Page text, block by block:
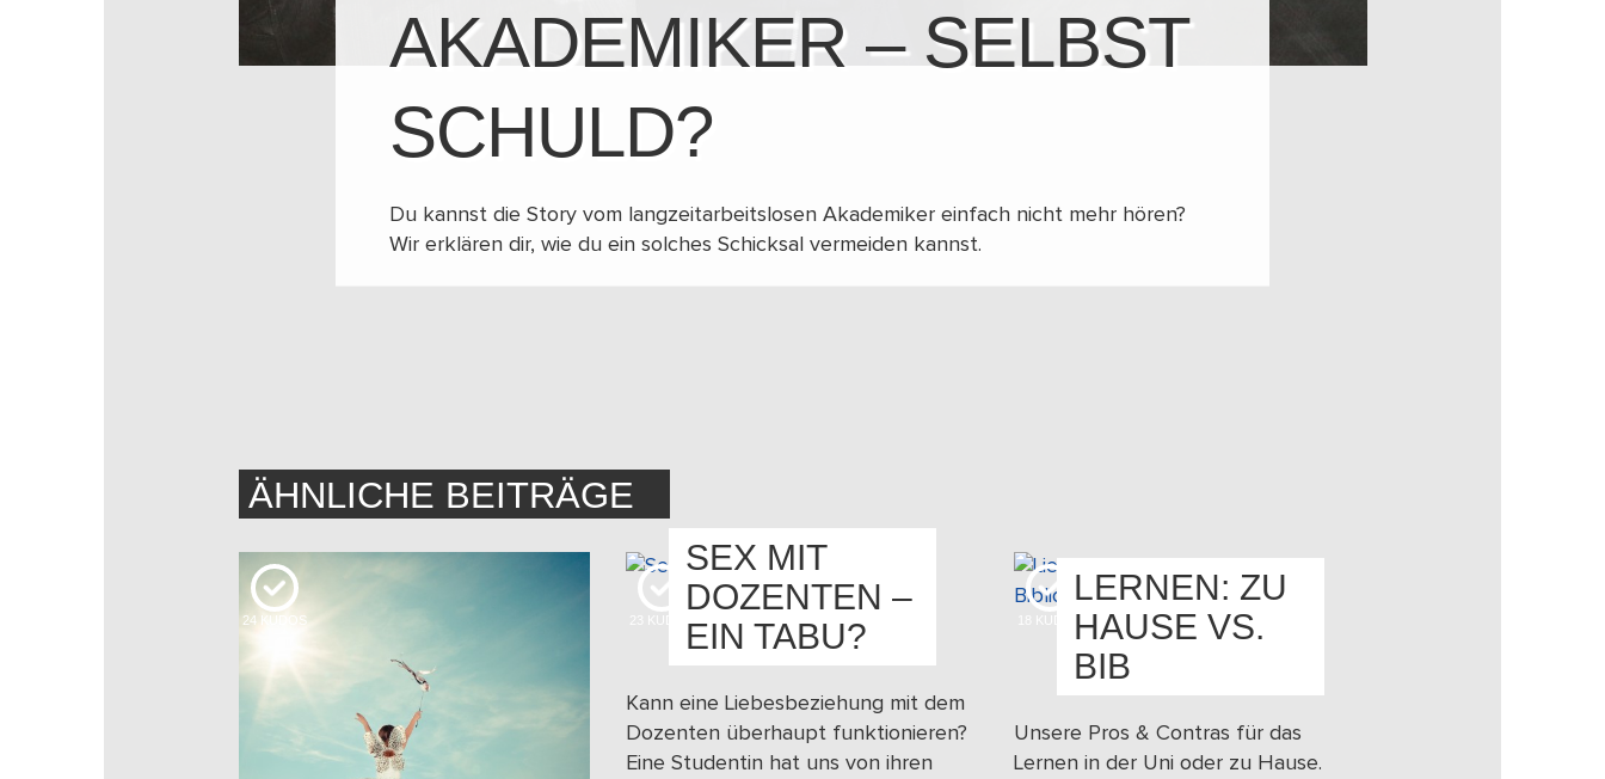
AKADEMIKER – SELBST
SCHULD?
Du kannst die Story vom langzeitarbeitslosen Akademiker einfach nicht mehr hören?
Wir erklären dir, wie du ein solches Schicksal vermeiden kannst.
ÄHNLICHE BEITRÄGE
24 KUDOS KUDOS
SEX MIT
DOZENTEN –
EIN TABU?
Kann eine Liebesbeziehung mit dem
Dozenten überhaupt funktionieren?
Eine Studentin hat uns von ihren
KUDOS
LERNEN: ZU
HAUSE VS.
BIB
Unsere Pros & Contras für das
Lernen in der Uni oder zu Hause.